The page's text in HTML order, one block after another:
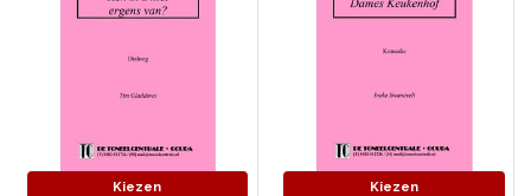
Kiezen Kiezen